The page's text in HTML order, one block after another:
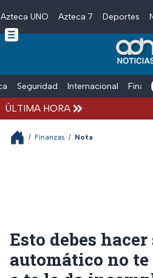
Skip to main content
Azteca UNO Azteca 7 Deportes
Seguridad Internacional
ÚLTIMA HORA
/ Finanzas / Nota
Esto debes
automático no